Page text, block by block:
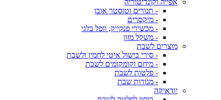
אפייה וקונדיטוריה
- תנורים וטוסטר אובן
- מיקסרים
- מכשירי פנקייק, וופל בלגי
- משקל מזון
מוצרים לשבת
- סירי בישול איטי לחמין ולשבת
- מיחם וקומקומים לשבת
- פלטות לשבת
- מנורות שבת
יודאיקה